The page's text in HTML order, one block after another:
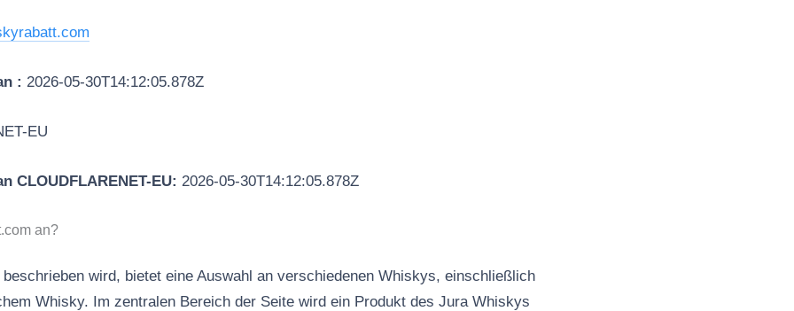
: 2026-05-30T14:12:05.878Z
EU
CLOUDFLARENET-EU: 2026-05-30T14:12:05.878Z
an?
wird, bietet eine Auswahl an verschiedenen Whiskys, einschließlich
Whisky. Im zentralen Bereich der Seite wird ein Produkt des Jura Whiskys